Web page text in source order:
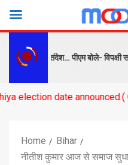
और संदेश… पीएम बोले- विपक्षी सामाजिक
announced.( Click Here )
Home
Bihar
नीतीश कुमार आज से समाज